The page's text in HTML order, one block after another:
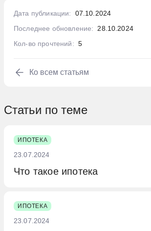
Ко всем статьям
Дата публикации:
07.10.2024
Последнее обновление:
28.10.2024
Кол-во прочтений: 5
Статьи по теме
ИПОТЕКА
23.07.2024
Что такое ипотека
ИПОТЕКА
23.07.2024